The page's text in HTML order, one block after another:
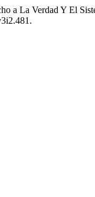
a La Verdad Y El